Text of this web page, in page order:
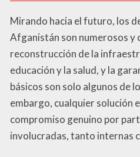
Mirando hacia el futuro, los
Afganistán son numerosos y
reconstrucción de la
educación y la salud, y la
básicos son solo algunos de
embargo, cualquier solución
compromiso genuino por
involucradas, tanto internas